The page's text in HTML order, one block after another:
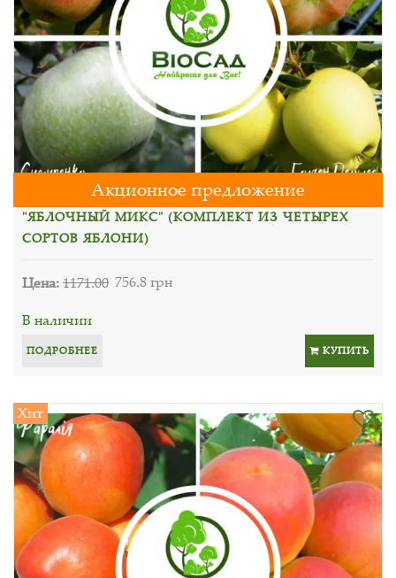
Акционное предложение
"ЯБЛОЧНЫЙ МИКС" (КОМПЛЕКТ ИЗ ЧЕТЫРЕХ
СОРТОВ ЯБЛОНИ)
Цена:1171.00 756.8 грн
В наличии
ПОДРОБНЕЕ КУПИТЬ
Хит